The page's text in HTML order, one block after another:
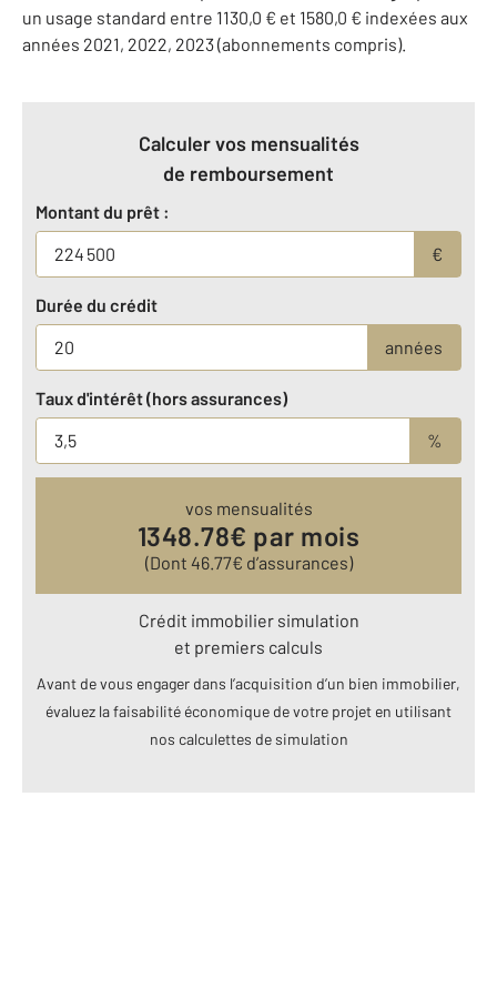
un usage standard entre 1130,0 € et 1580,0 € indexées aux
années 2021, 2022, 2023 (abonnements compris).
Calculer vos mensualités
de remboursement
Montant du prêt :
€
Durée du crédit
années
Taux d'intérêt (hors assurances)
%
vos mensualités
1348.78€ par mois
(Dont 46.77€ d’assurances)
Crédit immobilier simulation
et premiers calculs
Avant de vous engager dans l’acquisition d’un bien immobilier,
évaluez la faisabilité économique de votre projet en utilisant
nos calculettes de simulation